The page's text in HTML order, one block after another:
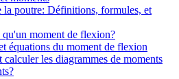
la poutre: Définitions, formules, et
qu'un moment de flexion?
équations du moment de flexion
calculer les diagrammes de moments